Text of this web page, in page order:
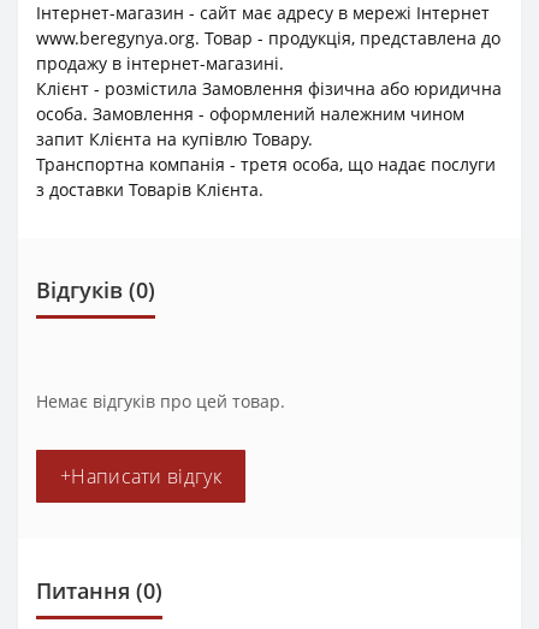
Інтернет-магазин - сайт має адресу в мережі Інтернет
www.beregynya.org. Товар - продукція, представлена до
продажу в інтернет-магазині.
Клієнт - розмістила Замовлення фізична або юридична
особа. Замовлення - оформлений належним чином
запит Клієнта на купівлю Товару.
Транспортна компанія - третя особа, що надає послуги
з доставки Товарів Клієнта.
Відгуків (0)
Немає відгуків про цей товар.
+Написати відгук
Питання (0)